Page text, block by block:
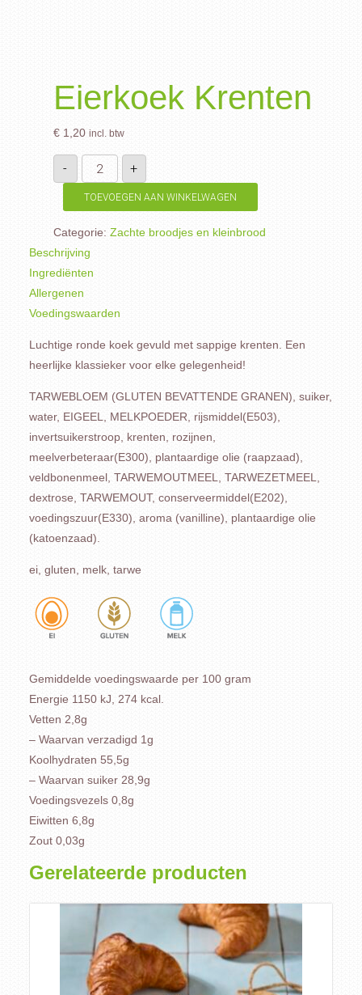
Eierkoek Krenten
€1,20 incl. btw
-
Eierkoek
Krenten
aantal
+
TOEVOEGEN AAN WINKELWAGEN
Categorie: Zachte broodjes en kleinbrood
Beschrijving
Ingrediënten
Allergenen
Voedingswaarden
Luchtige ronde koek gevuld met sappige krenten. Een
heerlijke klassieker voor elke gelegenheid!
TARWEBLOEM (GLUTEN BEVATTENDE GRANEN), suiker,
water, EIGEEL, MELKPOEDER, rijsmiddel(E503),
invertsuikerstroop, krenten, rozijnen,
meelverbeteraar(E300), plantaardige olie (raapzaad),
veldbonenmeel, TARWEMOUTMEEL, TARWEZETMEEL,
dextrose, TARWEMOUT, conserveermiddel(E202),
voedingszuur(E330), aroma (vanilline), plantaardige olie
(katoenzaad).
ei, gluten, melk, tarwe
Gemiddelde voedingswaarde per 100 gram
Energie 1150 kJ, 274 kcal.
Vetten 2,8g
– Waarvan verzadigd 1g
Koolhydraten 55,5g
– Waarvan suiker 28,9g
Voedingsvezels 0,8g
Eiwitten 6,8g
Zout 0,03g
Gerelateerde producten